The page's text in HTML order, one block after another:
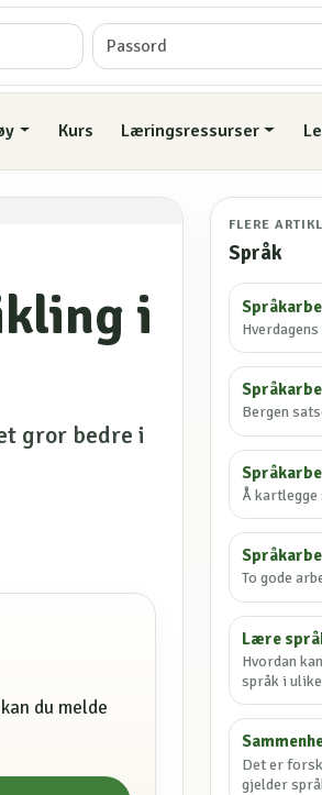
Kurs Læringsressurser
i
gror bedre i
du melde
FLERE
Språk
Bergen
Å
To gode
Lære
Hvordan
språk i
Det er
gjelder